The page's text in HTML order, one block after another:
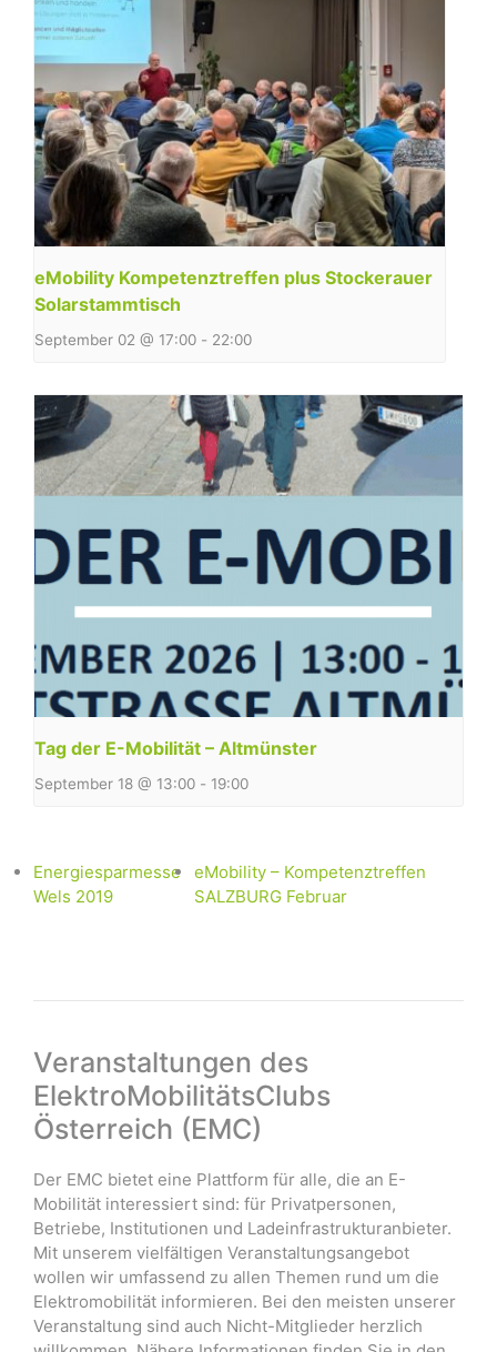
eMobility Kompetenztreffen plus Stockerauer
Solarstammtisch
September 02 @ 17:00 - 22:00
Tag der E-Mobilität – Altmünster
September 18 @ 13:00 - 19:00
Energiesparmesse
Wels 2019
eMobility – Kompetenztreffen
SALZBURG Februar
Veranstaltungen des
ElektroMobilitätsClubs
Österreich (EMC)
Der EMC bietet eine Plattform für alle, die an E-
Mobilität interessiert sind: für Privatpersonen,
Betriebe, Institutionen und Ladeinfrastrukturanbieter.
Mit unserem vielfältigen Veranstaltungsangebot
wollen wir umfassend zu allen Themen rund um die
Elektromobilität informieren. Bei den meisten unserer
Veranstaltung sind auch Nicht-Mitglieder herzlich